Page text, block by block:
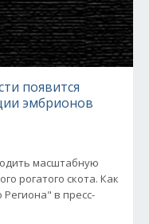
появится
эмбрионов
масштабную
рогатого скота. Как
в пресс-